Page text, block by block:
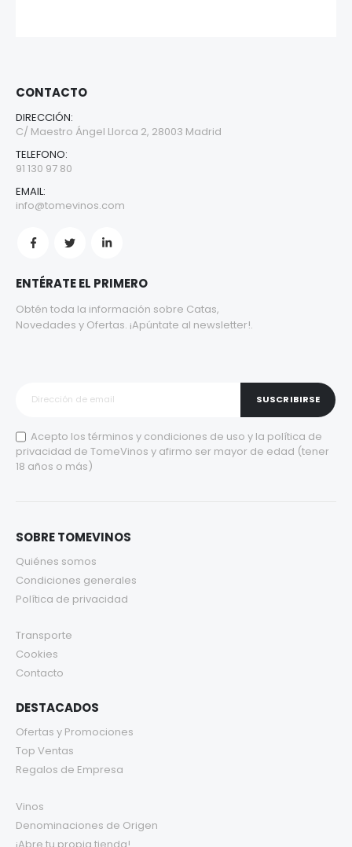
CONTACTO
DIRECCIÓN:
C/ Maestro Ángel Llorca 2, 28003 Madrid
TELEFONO:
91 130 97 80
EMAIL:
info@tomevinos.com
ENTÉRATE EL PRIMERO
Obtén toda la información sobre Catas,
Novedades y Ofertas. ¡Apúntate al newsletter!.
SUSCRIBIRSE
Acepto los términos y condiciones de uso y la política de
privacidad de TomeVinos y afirmo ser mayor de edad (tener
18 años o más)
SOBRE TOMEVINOS
Quiénes somos
Condiciones generales
Política de privacidad
Transporte
Cookies
Contacto
DESTACADOS
Ofertas y Promociones
Top Ventas
Regalos de Empresa
Vinos
Denominaciones de Origen
¡Abre tu propia tienda!